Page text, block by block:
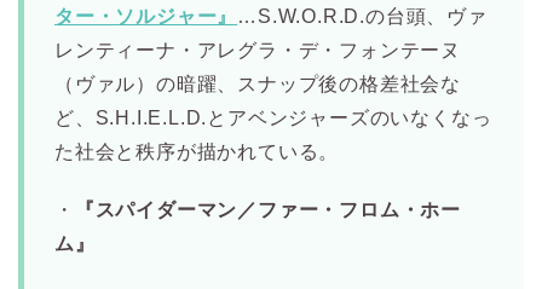
ター・ソルジャー』
…S.W.O.R.D.の台頭、ヴァ
レンティーナ・アレグラ・デ・フォンテーヌ
（ヴァル）の暗躍、スナップ後の格差社会な
ど、S.H.I.E.L.D.とアベンジャーズのいなくなっ
た社会と秩序が描かれている。
・
『スパイダーマン／ファー・フロム・ホー
ム』